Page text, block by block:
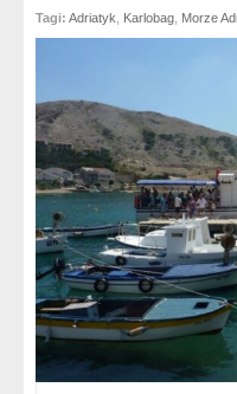
Tagi: Adriatyk Karlobag Morze